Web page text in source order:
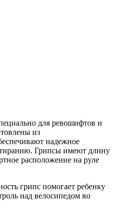
для ревошифтов и
из
надежное
Грипсы имеют длину
расположение на руле
грипс помогает ребенку
над велосипедом во